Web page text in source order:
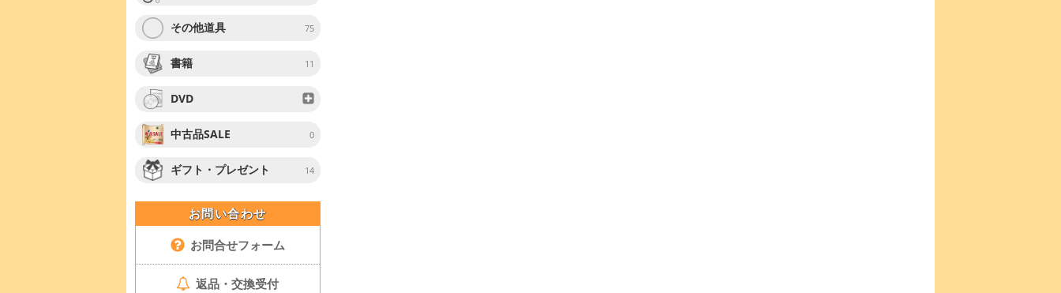
その他道具 75
書籍 11
DVD
中古品SALE 0
ギフト・プレゼント 14
お問い合わせ
お問合せフォーム
返品・交換受付